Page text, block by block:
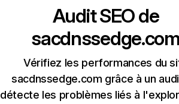
Audit SEO de
Vérifiez les performances du
sacdnssedge.com grâce à un
détecte les problèmes liés à